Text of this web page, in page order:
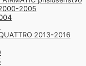
2005
2013-2016